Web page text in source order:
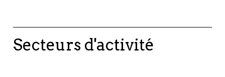
Secteurs d'activité